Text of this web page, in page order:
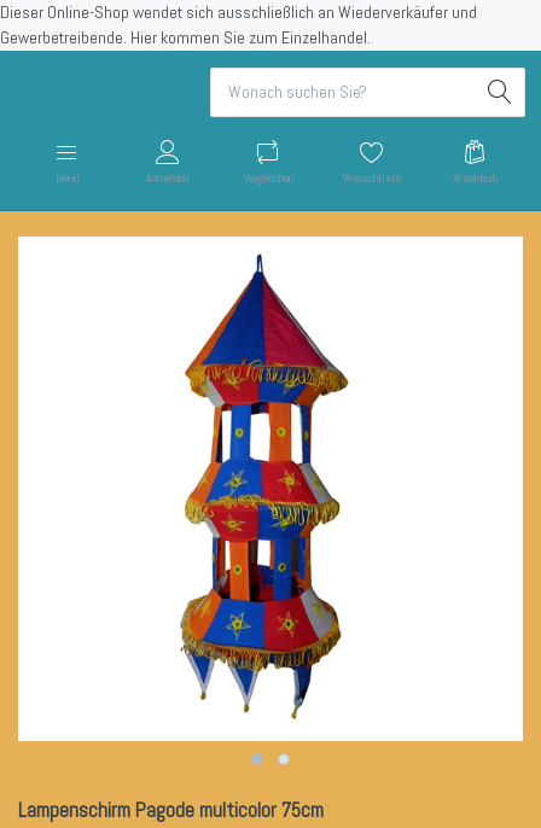
Dieser Online-Shop wendet sich ausschließlich an Wiederverkäufer und
Gewerbetreibende. Hier kommen Sie zum Einzelhandel.
Menü Anmelden Vergleichen Wunschliste Warenkorb
Lampenschirm Pagode multicolor 75cm